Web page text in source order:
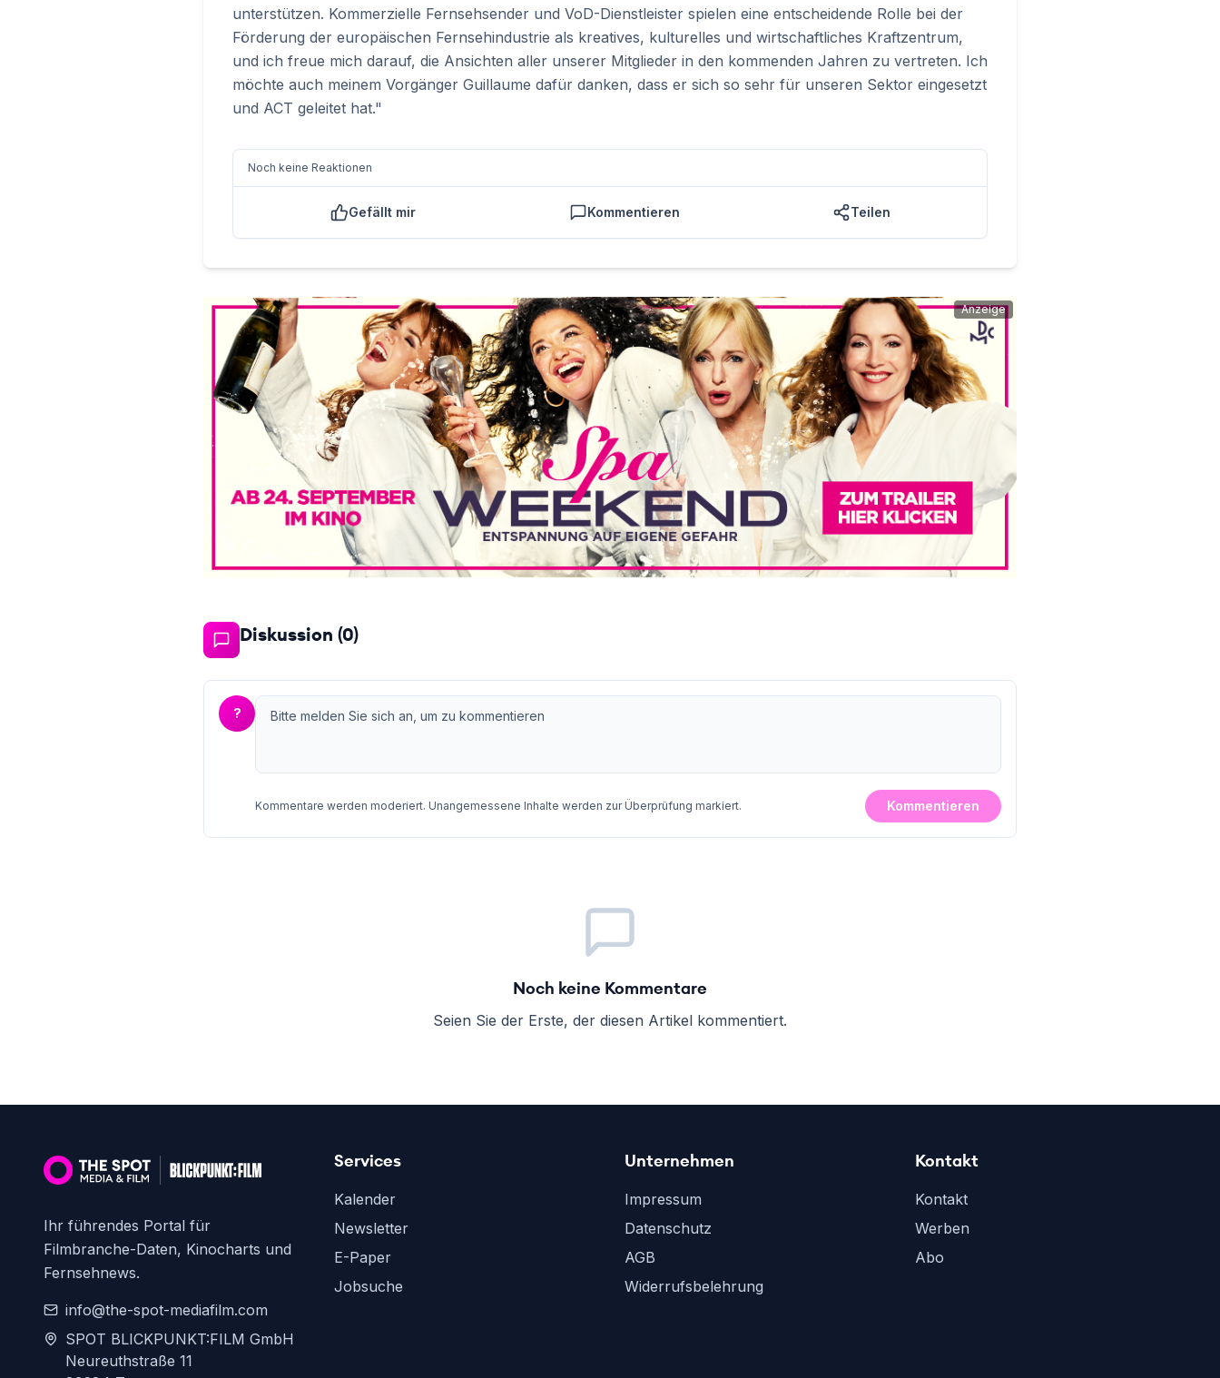
unterstützen. Kommerzielle Fernsehsender und VoD-Dienstleister spielen eine entscheidende Rolle bei der
Förderung der europäischen Fernsehindustrie als kreatives, kulturelles und wirtschaftliches Kraftzentrum,
und ich freue mich darauf, die Ansichten aller unserer Mitglieder in den kommenden Jahren zu vertreten. Ich
möchte auch meinem Vorgänger Guillaume dafür danken, dass er sich so sehr für unseren Sektor eingesetzt
und ACT geleitet hat."
Noch keine Reaktionen
Gefällt mir Kommentieren Teilen
Anzeige
Diskussion (0)
?
Kommentare werden moderiert. Unangemessene Inhalte werden zur Überprüfung markiert. Kommentieren
Noch keine Kommentare
Seien Sie der Erste, der diesen Artikel kommentiert.
Ihr führendes Portal für
Filmbranche-Daten, Kinocharts und
Fernsehnews.
info@the-spot-mediafilm.com
SPOT BLICKPUNKT:FILM GmbH
Neureuthstraße 11
Services
Kalender
Newsletter
E-Paper
Jobsuche
Unternehmen
Impressum
Datenschutz
AGB
Widerrufsbelehrung
Kontakt
Kontakt
Werben
Abo